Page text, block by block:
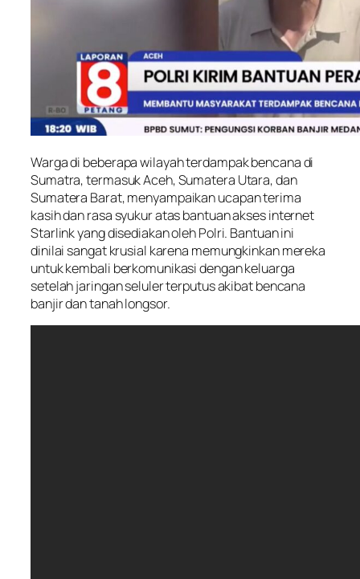
Warga di beberapa wilayah terdampak bencana di
Sumatra, termasuk Aceh, Sumatera Utara, dan
Sumatera Barat, menyampaikan ucapan terima
kasih dan rasa syukur atas bantuan akses internet
Starlink yang disediakan oleh Polri. Bantuan ini
dinilai sangat krusial karena memungkinkan mereka
untuk kembali berkomunikasi dengan keluarga
setelah jaringan seluler terputus akibat bencana
banjir dan tanah longsor.